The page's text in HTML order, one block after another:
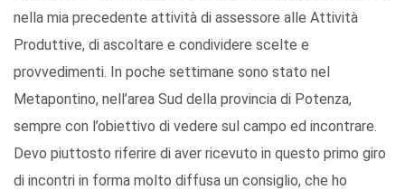
nella mia precedente attività di assessore alle Attività
Produttive, di ascoltare e condividere scelte e
provvedimenti. In poche settimane sono stato nel
Metapontino, nell’area Sud della provincia di Potenza,
sempre con l’obiettivo di vedere sul campo ed incontrare.
Devo piuttosto riferire di aver ricevuto in questo primo giro
di incontri in forma molto diffusa un consiglio, che ho